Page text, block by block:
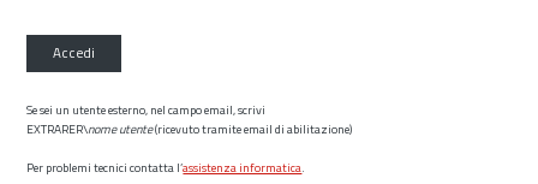
Accedi
Se sei un utente esterno, nel campo email, scrivi
EXTRARER\nome utente(ricevuto tramite email di abilitazione)
Per problemi tecnici contatta l’assistenza informatica.